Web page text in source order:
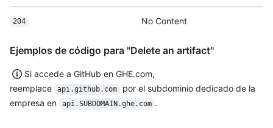
204 No Content
Ejemplos de código para "Delete an artifact"
Si accede a GitHub en GHE.com,
reemplace
api.github.com
por el subdominio dedicado de la
empresa en
api.SUBDOMAIN.ghe.com .